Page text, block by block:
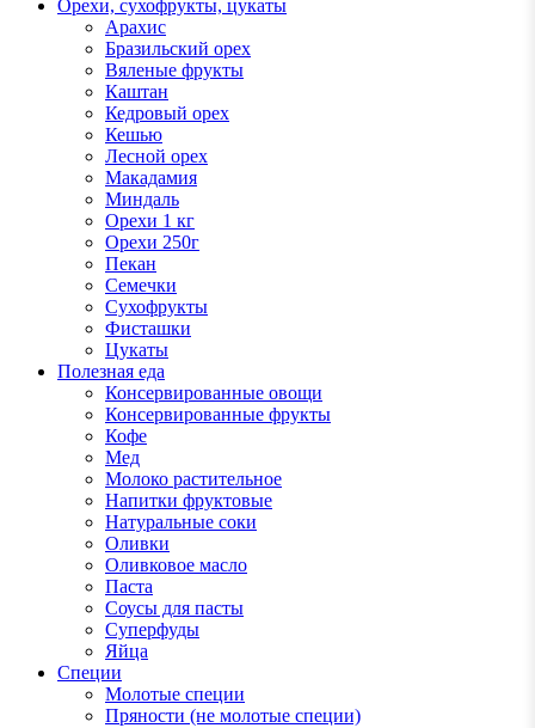
Орехи, сухофрукты, цукаты
Арахис
Бразильский орех
Вяленые фрукты
Каштан
Кедровый орех
Кешью
Лесной орех
Макадамия
Миндаль
Орехи 1 кг
Орехи 250г
Пекан
Семечки
Сухофрукты
Фисташки
Цукаты
Полезная еда
Консервированные овощи
Консервированные фрукты
Кофе
Мед
Молоко растительное
Напитки фруктовые
Натуральные соки
Оливки
Оливковое масло
Паста
Соусы для пасты
Суперфуды
Яйца
Специи
Молотые специи
Пряности (не молотые специи)